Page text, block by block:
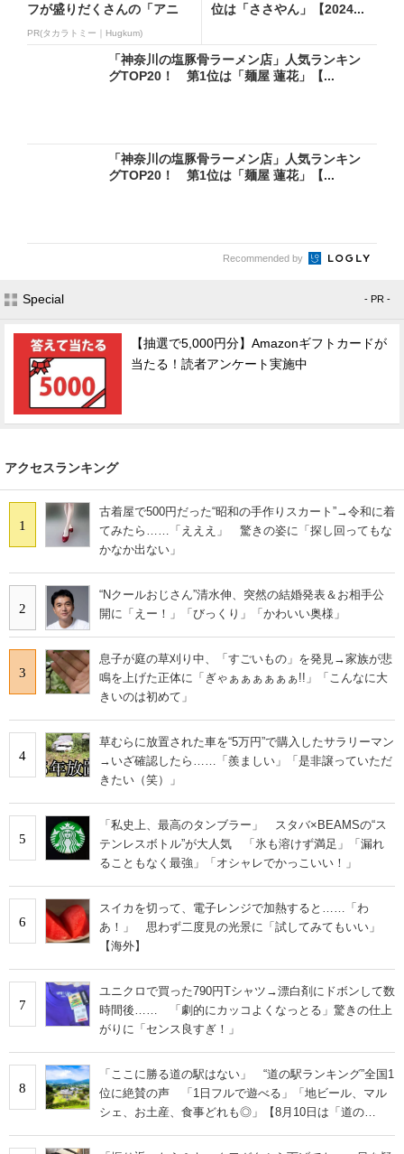
フが盛りだくさんの「アニ
PR(タカラトミー｜Hugkum)
位は「ささやん」【2024...
「神奈川の塩豚骨ラーメン店」人気ランキン
グTOP20！ 第1位は「麺屋 蓮花」【...
「神奈川の塩豚骨ラーメン店」人気ランキン
グTOP20！ 第1位は「麺屋 蓮花」【...
Recommended by
Special - PR -
【抽選で5,000円分】Amazonギフトカードが
当たる！読者アンケート実施中
アクセスランキング
1
古着屋で500円だった“昭和の手作りスカート”→令和に着
てみたら……「えええ」 驚きの姿に「探し回ってもな
かなか出ない」
2
“Nクールおじさん”清水伸、突然の結婚発表＆お相手公
開に「えー！」「びっくり」「かわいい奥様」
3
息子が庭の草刈り中、「すごいもの」を発見→家族が悲
鳴を上げた正体に「ぎゃぁぁぁぁぁぁ!!」「こんなに大
きいのは初めて」
4
草むらに放置された車を“5万円”で購入したサラリーマン
→いざ確認したら……「羨ましい」「是非譲っていただ
きたい（笑）」
5
「私史上、最高のタンブラー」 スタバ×BEAMSの“ス
テンレスボトル”が大人気 「氷も溶けず満足」「漏れ
ることもなく最強」「オシャレでかっこいい！」
6
スイカを切って、電子レンジで加熱すると……「わ
あ！」 思わず二度見の光景に「試してみてもいい」
【海外】
7
ユニクロで買った790円Tシャツ→漂白剤にドボンして数
時間後…… 「劇的にカッコよくなっとる」驚きの仕上
がりに「センス良すぎ！」
8
「ここに勝る道の駅はない」 “道の駅ランキング”全国1
位に絶賛の声 「1日フルで遊べる」「地ビール、マル
シェ、お土産、食事どれも◎」【8月10日は「道の